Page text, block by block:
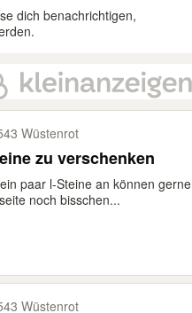
dich benachrichtigen,
Wüstenrot
zu verschenken
paar l-Steine an können
noch bisschen...
Wüstenrot